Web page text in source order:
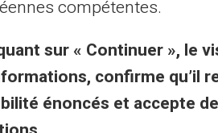
& vilkår
vilkår
compétentes.
sur « Continuer », le
confirme qu’il
énoncés et accepte